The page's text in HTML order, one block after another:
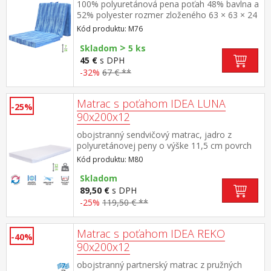
100% polyuretánová pena poťah 48% bavlna a
52% polyester rozmer zloženého 63 × 63 × 24
cm
Kód produktu: M76
Skladom > 5 ks
45 € s DPH
-32% 67 € **
-25%
Matrac s poťahom IDEA LUNA
90x200x12
obojstranný sendvičový matrac, jadro z
polyuretánovej peny o výške 11,5 cm povrch
jadra z jednej strany vyprofilovaný, z druhej
strany hladký poťah z bieleho 100% polyesteru
s príjemným hladkým povrchom poťah je
snímateľný a prateľný do 60 °C vhodná pre
všetky typy roštov odporúčaná nosnosť do 90
Kód produktu: M80
Skladom
89,50 € s DPH
-25% 119,50 € **
-40%
Matrac s poťahom IDEA REKO
90x200x12
obojstranný partnerský matrac z pružných